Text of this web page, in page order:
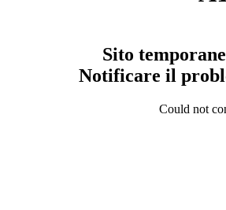
Sito
Notificare il
Could not